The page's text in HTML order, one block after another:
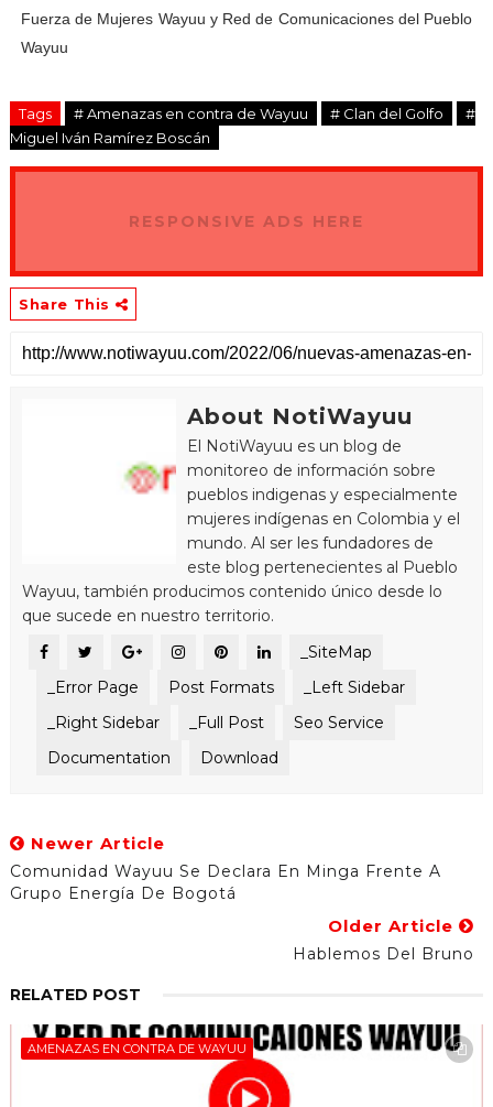
Fuerza de Mujeres Wayuu y Red de Comunicaciones del Pueblo
Wayuu
Tags # Amenazas en contra de Wayuu # Clan del Golfo
#
Miguel Iván Ramírez Boscán
RESPONSIVE ADS HERE
Share This
About NotiWayuu
El NotiWayuu es un blog de
monitoreo de información sobre
pueblos indigenas y especialmente
mujeres indígenas en Colombia y el
mundo. Al ser les fundadores de
este blog pertenecientes al Pueblo
Wayuu, también producimos contenido único desde lo
que sucede en nuestro territorio.
_SiteMap
_Error Page
Post Formats
_Left Sidebar
_Right Sidebar
_Full Post
Seo Service
Documentation
Download
Newer Article
Comunidad Wayuu Se Declara En Minga Frente A
Grupo Energía De Bogotá
Older Article
Hablemos Del Bruno
RELATED POST
AMENAZAS EN CONTRA DE WAYUU